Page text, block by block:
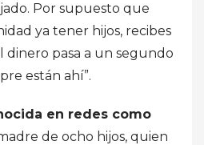
Por supuesto que
ya tener hijos, recibes
dinero pasa a un segundo
están ahí”.
en redes como
de ocho hijos, quien